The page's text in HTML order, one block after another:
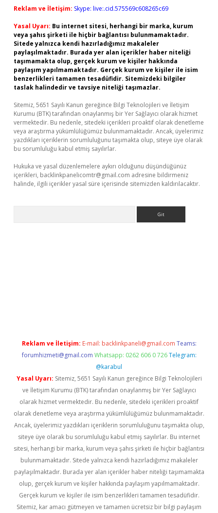
Reklam ve İletişim: Skype: live:.cid.575569c608265c69
Yasal Uyarı: Bu internet sitesi, herhangi bir marka, kurum
veya şahıs şirketi ile hiçbir bağlantısı bulunmamaktadır.
Sitede yalnızca kendi hazırladığımız makaleler
paylaşılmaktadır. Burada yer alan içerikler haber niteliği
taşımamakta olup, gerçek kurum ve kişiler hakkında
paylaşım yapılmamaktadır. Gerçek kurum ve kişiler ile isim
benzerlikleri tamamen tesadüfidir. Sitemizdeki bilgiler
taslak halindedir ve tavsiye niteliği taşımazlar.
Sitemiz, 5651 Sayılı Kanun gereğince Bilgi Teknolojileri ve İletişim
Kurumu (BTK) tarafından onaylanmış bir Yer Sağlayıcı olarak hizmet
vermektedir. Bu nedenle, sitedeki içerikleri proaktif olarak denetleme
veya araştırma yükümlülüğümüz bulunmamaktadır. Ancak, üyelerimiz
yazdıkları içeriklerin sorumluluğunu taşımakta olup, siteye üye olarak
bu sorumluluğu kabul etmiş sayılırlar.
Hukuka ve yasal düzenlemelere aykırı olduğunu düşündüğünüz
içerikleri, backlinkpanelicomtr@gmail.com adresine bildirmeniz
halinde, ilgili içerikler yasal süre içerisinde sitemizden kaldırılacaktır.
Reklam ve İletişim: E-mail: backlinkpaneli@gmail.com Teams:
forumhizmeti@gmail.com Whatsapp: 0262 606 0 726 Telegram:
@karabul
Yasal Uyarı: Sitemiz, 5651 Sayılı Kanun gereğince Bilgi Teknolojileri
ve İletişim Kurumu (BTK) tarafından onaylanmış bir Yer Sağlayıcı
olarak hizmet vermektedir. Bu nedenle, sitedeki içerikleri proaktif
olarak denetleme veya araştırma yükümlülüğümüz bulunmamaktadır.
Ancak, üyelerimiz yazdıkları içeriklerin sorumluluğunu taşımakta olup,
siteye üye olarak bu sorumluluğu kabul etmiş sayılırlar. Bu internet
sitesi, herhangi bir marka, kurum veya şahıs şirketi ile hiçbir bağlantısı
bulunmamaktadır. Sitede yalnızca kendi hazırladığımız makaleler
paylaşılmaktadır. Burada yer alan içerikler haber niteliği taşımamakta
olup, gerçek kurum ve kişiler hakkında paylaşım yapılmamaktadır.
Gerçek kurum ve kişiler ile isim benzerlikleri tamamen tesadüfidir.
Sitemiz, kar amacı gütmeyen ve tamamen ücretsiz bir bilgi paylaşım